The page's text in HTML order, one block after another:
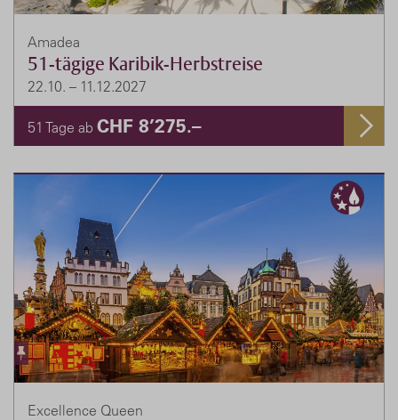
Amadea
51-tägige Karibik-Herbstreise
22.10. – 11.12.2027
51 Tage ab CHF 8’275.–
Excellence Queen